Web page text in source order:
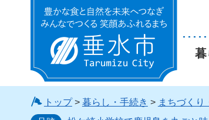
垂水市
暮
トップ> 暮らし・手続き > まちづくり